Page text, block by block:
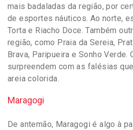
mais badaladas da região, por
de esportes náuticos. Ao norte,
Torta e Riacho Doce. Também
região, como Praia da Sereia,
Brava, Paripueira e Sonho Verde.
surpreendem com as falésias
areia colorida.
Maragogi
De antemão, Maragogi é algo à